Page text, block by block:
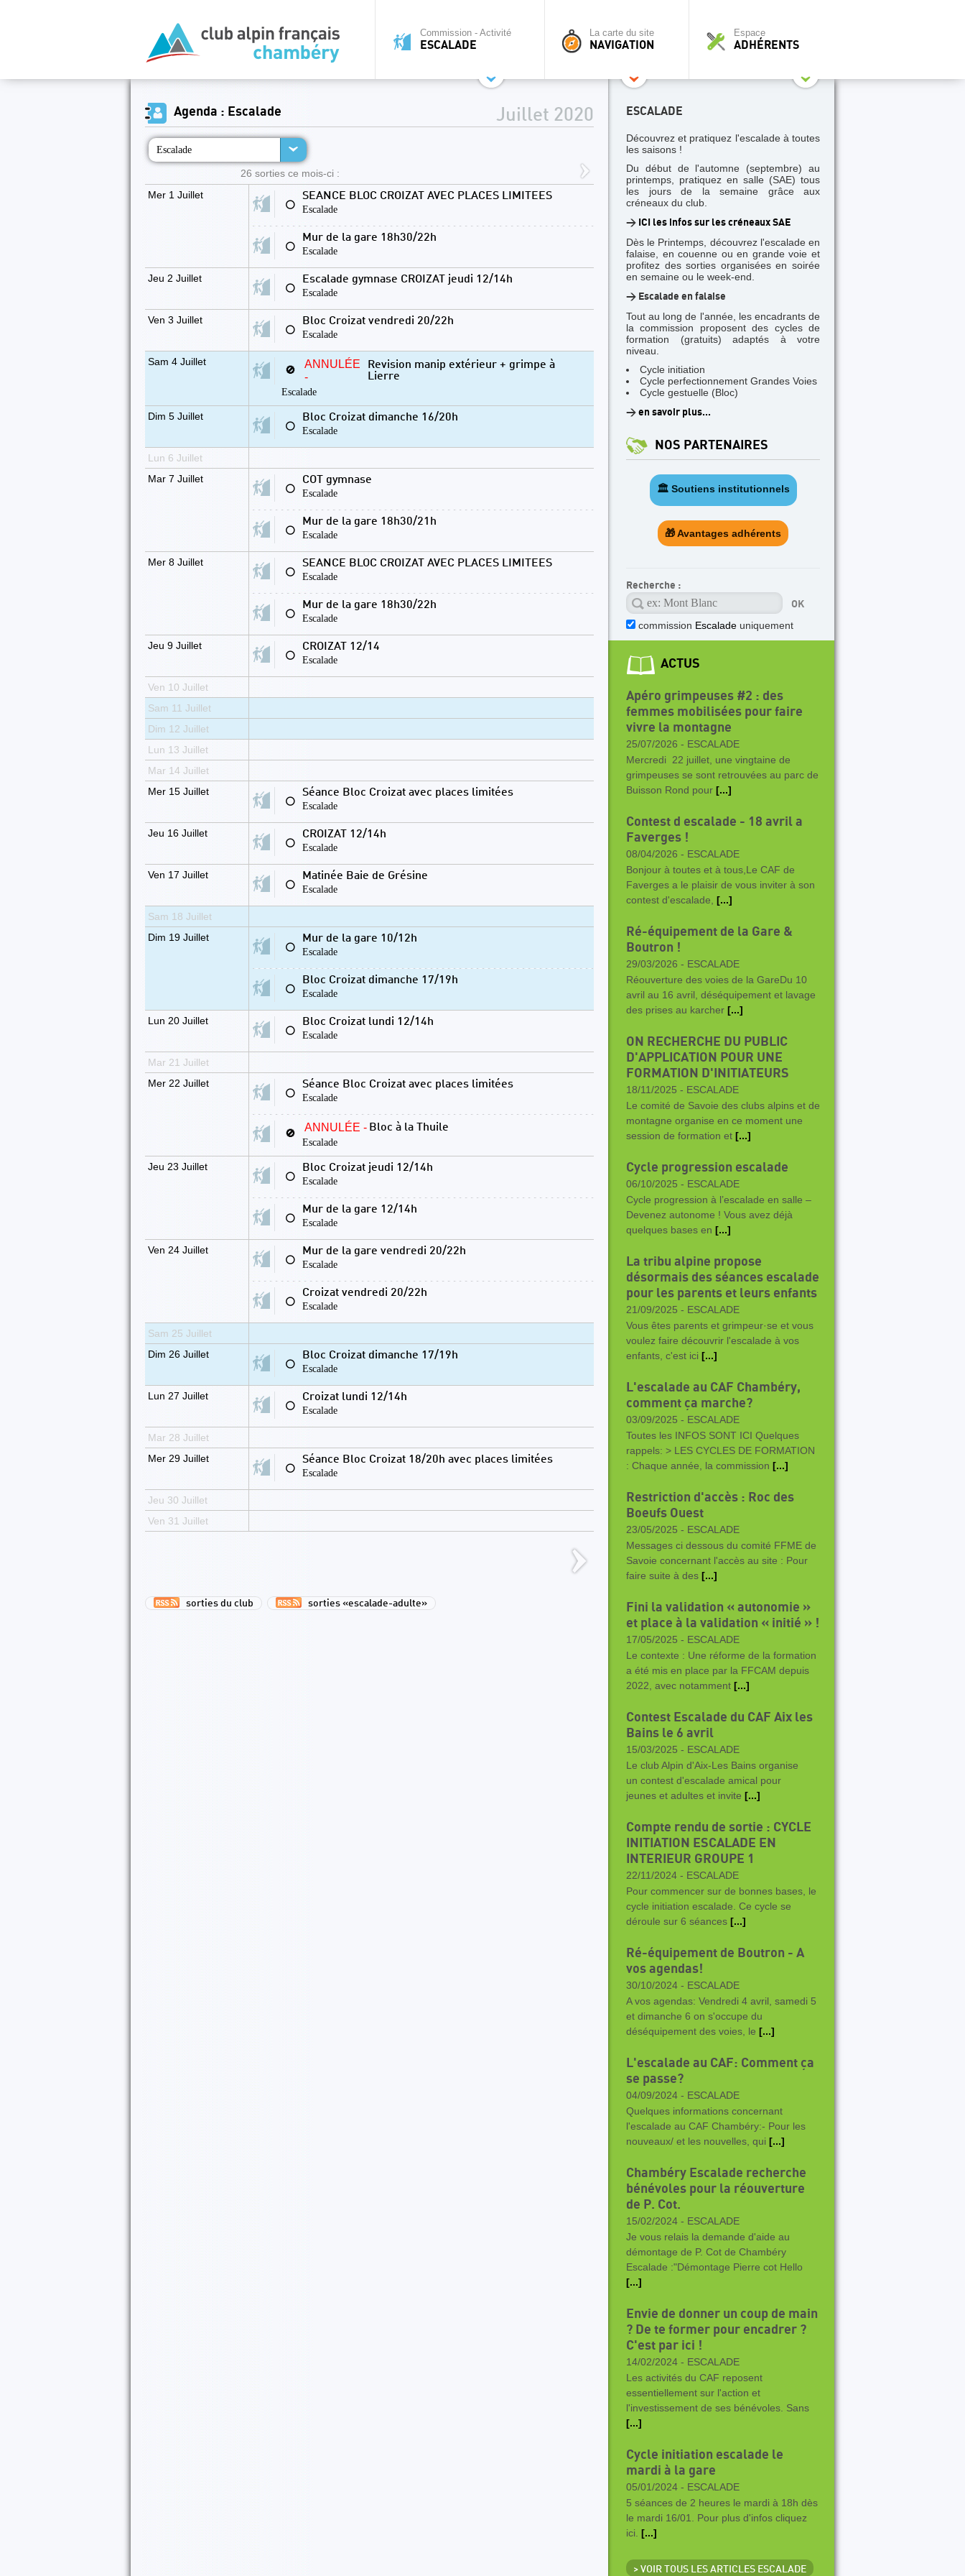
Commission - Activité
ESCALADE
La carte du site
NAVIGATION
Espace
ADHÉRENTS
Agenda : Escalade
Escalade
Juillet 2020
26 sorties ce mois-ci :
Mer 1 Juillet
⚪
SEANCE BLOC CROIZAT AVEC PLACES LIMITEES
Escalade
⚪
Mur de la gare 18h30/22h
Escalade
Jeu 2 Juillet
⚪
Escalade gymnase CROIZAT jeudi 12/14h
Escalade
Ven 3 Juillet
⚪
Bloc Croizat vendredi 20/22h
Escalade
Sam 4 Juillet
🚫
ANNULÉE
-
Revision manip extérieur + grimpe à
Lierre
Escalade
Dim 5 Juillet
⚪
Bloc Croizat dimanche 16/20h
Escalade
Lun 6 Juillet
Mar 7 Juillet
⚪
COT gymnase
Escalade
⚪
Mur de la gare 18h30/21h
Escalade
Mer 8 Juillet
⚪
SEANCE BLOC CROIZAT AVEC PLACES LIMITEES
Escalade
⚪
Mur de la gare 18h30/22h
Escalade
Jeu 9 Juillet
⚪
CROIZAT 12/14
Escalade
Ven 10 Juillet
Sam 11 Juillet
Dim 12 Juillet
Lun 13 Juillet
Mar 14 Juillet
Mer 15 Juillet
⚪
Séance Bloc Croizat avec places limitées
Escalade
Jeu 16 Juillet
⚪
CROIZAT 12/14h
Escalade
Ven 17 Juillet
⚪
Matinée Baie de Grésine
Escalade
Sam 18 Juillet
Dim 19 Juillet
⚪
Mur de la gare 10/12h
Escalade
⚪
Bloc Croizat dimanche 17/19h
Escalade
Lun 20 Juillet
⚪
Bloc Croizat lundi 12/14h
Escalade
Mar 21 Juillet
Mer 22 Juillet
⚪
Séance Bloc Croizat avec places limitées
Escalade
🚫 ANNULÉE - Bloc à la Thuile
Escalade
Jeu 23 Juillet
⚪
Bloc Croizat jeudi 12/14h
Escalade
⚪
Mur de la gare 12/14h
Escalade
Ven 24 Juillet
⚪
Mur de la gare vendredi 20/22h
Escalade
⚪
Croizat vendredi 20/22h
Escalade
Sam 25 Juillet
Dim 26 Juillet
⚪
Bloc Croizat dimanche 17/19h
Escalade
Lun 27 Juillet
⚪
Croizat lundi 12/14h
Escalade
Mar 28 Juillet
Mer 29 Juillet
⚪
Séance Bloc Croizat 18/20h avec places limitées
Escalade
Jeu 30 Juillet
Ven 31 Juillet
sorties du club sorties «escalade-adulte»
ESCALADE
Découvrez et pratiquez l'escalade à toutes
les saisons !
Du début de l'automne (septembre) au
printemps, pratiquez en salle (SAE) tous
les jours de la semaine grâce aux
créneaux du club.
> ICI les infos sur les créneaux SAE
Dès le Printemps, découvrez l'escalade en
falaise, en couenne ou en grande voie et
profitez des sorties organisées en soirée
en semaine ou le week-end.
> Escalade en falaise
Tout au long de l'année, les encadrants de
la commission proposent des cycles de
formation (gratuits) adaptés à votre
niveau.
Cycle initiation
Cycle perfectionnement Grandes Voies
Cycle gestuelle (Bloc)
> en savoir plus...
NOS PARTENAIRES
🏛️ Soutiens institutionnels
🎁 Avantages adhérents
Recherche :
commission Escalade uniquement
ACTUS
Apéro grimpeuses #2 : des
femmes mobilisées pour faire
vivre la montagne
25/07/2026 - ESCALADE
Mercredi 22 juillet, une vingtaine de
grimpeuses se sont retrouvées au parc de
Buisson Rond pour [...]
Contest d escalade - 18 avril a
Faverges !
08/04/2026 - ESCALADE
Bonjour à toutes et à tous,Le CAF de
Faverges a le plaisir de vous inviter à son
contest d'escalade, [...]
Ré-équipement de la Gare &
Boutron !
29/03/2026 - ESCALADE
Réouverture des voies de la GareDu 10
avril au 16 avril, déséquipement et lavage
des prises au karcher [...]
ON RECHERCHE DU PUBLIC
D'APPLICATION POUR UNE
FORMATION D'INITIATEURS
18/11/2025 - ESCALADE
Le comité de Savoie des clubs alpins et de
montagne organise en ce moment une
session de formation et [...]
Cycle progression escalade
06/10/2025 - ESCALADE
Cycle progression à l’escalade en salle –
Devenez autonome ! Vous avez déjà
quelques bases en [...]
La tribu alpine propose
désormais des séances escalade
pour les parents et leurs enfants
21/09/2025 - ESCALADE
Vous êtes parents et grimpeur·se et vous
voulez faire découvrir l'escalade à vos
enfants, c'est ici [...]
L'escalade au CAF Chambéry,
comment ça marche?
03/09/2025 - ESCALADE
Toutes les INFOS SONT ICI Quelques
rappels: > LES CYCLES DE FORMATION
: Chaque année, la commission [...]
Restriction d'accès : Roc des
Boeufs Ouest
23/05/2025 - ESCALADE
Messages ci dessous du comité FFME de
Savoie concernant l'accès au site : Pour
faire suite à des [...]
Fini la validation « autonomie »
et place à la validation « initié » !
17/05/2025 - ESCALADE
Le contexte : Une réforme de la formation
a été mis en place par la FFCAM depuis
2022, avec notamment [...]
Contest Escalade du CAF Aix les
Bains le 6 avril
15/03/2025 - ESCALADE
Le club Alpin d'Aix-Les Bains organise
un contest d'escalade amical pour
jeunes et adultes et invite [...]
Compte rendu de sortie : CYCLE
INITIATION ESCALADE EN
INTERIEUR GROUPE 1
22/11/2024 - ESCALADE
Pour commencer sur de bonnes bases, le
cycle initiation escalade. Ce cycle se
déroule sur 6 séances [...]
Ré-équipement de Boutron - A
vos agendas!
30/10/2024 - ESCALADE
A vos agendas: Vendredi 4 avril, samedi 5
et dimanche 6 on s'occupe du
déséquipement des voies, le [...]
L'escalade au CAF: Comment ça
se passe?
04/09/2024 - ESCALADE
Quelques informations concernant
l'escalade au CAF Chambéry:- Pour les
nouveaux/ et les nouvelles, qui [...]
Chambéry Escalade recherche
bénévoles pour la réouverture
de P. Cot.
15/02/2024 - ESCALADE
Je vous relais la demande d'aide au
démontage de P. Cot de Chambéry
Escalade :"Démontage Pierre cot Hello
[...]
Envie de donner un coup de main
? De te former pour encadrer ?
C'est par ici !
14/02/2024 - ESCALADE
Les activités du CAF reposent
essentiellement sur l'action et
l'investissement de ses bénévoles. Sans
[...]
Cycle initiation escalade le
mardi à la gare
05/01/2024 - ESCALADE
5 séances de 2 heures le mardi à 18h dès
le mardi 16/01. Pour plus d'infos cliquez
ici. [...]
> VOIR TOUS LES ARTICLES ESCALADE